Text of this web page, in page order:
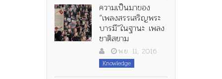
ความเป็นมาของ
“เพลงสรรเสริญพระ
บารมี”ในฐานะ เพลง
ชาติสยาม
พ.ย. 11, 2016
Knowledge